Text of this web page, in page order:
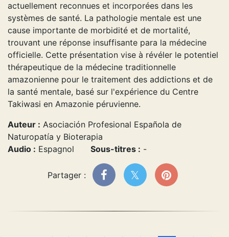
actuellement reconnues et incorporées dans les
systèmes de santé. La pathologie mentale est une
cause importante de morbidité et de mortalité,
trouvant une réponse insuffisante para la médecine
officielle. Cette présentation vise à révéler le potentiel
thérapeutique de la médecine traditionnelle
amazonienne pour le traitement des addictions et de
la santé mentale, basé sur l'expérience du Centre
Takiwasi en Amazonie péruvienne.
Auteur : Asociación Profesional Española de
Naturopatía y Bioterapia
Audio : Espagnol Sous-titres : -
Partager :